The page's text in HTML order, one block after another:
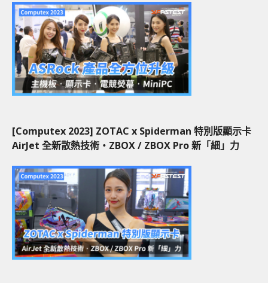
[Computex 2023] ZOTAC x Spiderman 特別版顯示卡
AirJet 全新散熱技術‧ZBOX / ZBOX Pro 新「細」力